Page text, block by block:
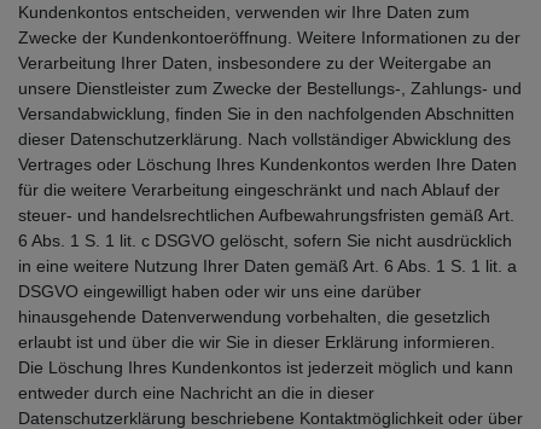
Kundenkontos entscheiden, verwenden wir Ihre Daten zum
Zwecke der Kundenkontoeröffnung. Weitere Informationen zu der
Verarbeitung Ihrer Daten, insbesondere zu der Weitergabe an
unsere Dienstleister zum Zwecke der Bestellungs-, Zahlungs- und
Versandabwicklung, finden Sie in den nachfolgenden Abschnitten
dieser Datenschutzerklärung. Nach vollständiger Abwicklung des
Vertrages oder Löschung Ihres Kundenkontos werden Ihre Daten
für die weitere Verarbeitung eingeschränkt und nach Ablauf der
steuer- und handelsrechtlichen Aufbewahrungsfristen gemäß Art.
6 Abs. 1 S. 1 lit. c DSGVO gelöscht, sofern Sie nicht ausdrücklich
in eine weitere Nutzung Ihrer Daten gemäß Art. 6 Abs. 1 S. 1 lit. a
DSGVO eingewilligt haben oder wir uns eine darüber
hinausgehende Datenverwendung vorbehalten, die gesetzlich
erlaubt ist und über die wir Sie in dieser Erklärung informieren.
Die Löschung Ihres Kundenkontos ist jederzeit möglich und kann
entweder durch eine Nachricht an die in dieser
Datenschutzerklärung beschriebene Kontaktmöglichkeit oder über